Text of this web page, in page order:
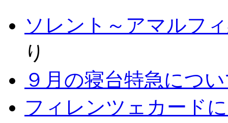
ソレント～アマルフ
り
９月の寝台特急につ
フィレンツェカード